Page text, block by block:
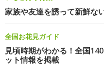
家族や友達を誘って新鮮な
全国お花見ガイド
見頃時期がわかる！全国
ット情報を掲載